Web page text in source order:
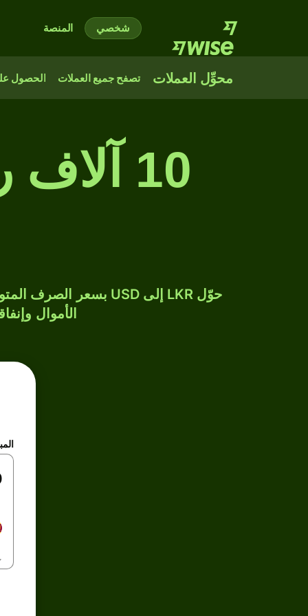
شخصي المنصة
محوِّل العملات تصفح جميع العملات الحصول
10
الأموال